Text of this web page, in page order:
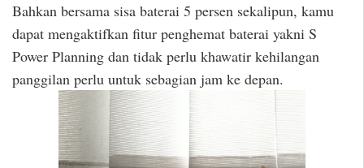
g
Bahkan bersama sisa baterai 5 persen sekalipun, kamu
dapat mengaktifkan fitur penghemat baterai yakni S
Power Planning dan tidak perlu khawatir kehilangan
panggilan perlu untuk sebagian jam ke depan.